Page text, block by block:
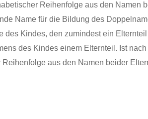
Reihenfolge aus den
Name für die Bildung des
Kindes, den zumindest ein
des Kindes einem Elternteil. Ist
aus den Namen beider